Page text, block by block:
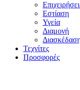
Εστίαση
Υγεία
Διαμονή
Τεχνίτες
Προσφορές